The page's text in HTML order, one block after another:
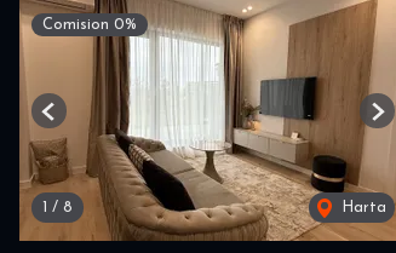
Comision 0%
1 / 8 Harta
Previous